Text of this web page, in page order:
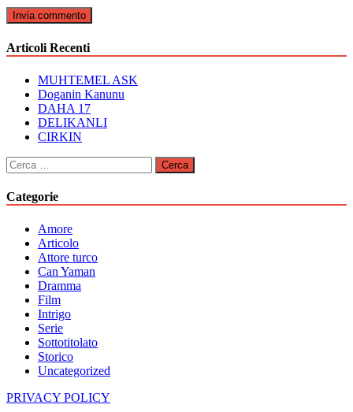
Articoli Recenti
MUHTEMEL ASK
Doganin Kanunu
DAHA 17
DELIKANLI
CIRKIN
Ricerca
per:
Categorie
Amore
Articolo
Attore turco
Can Yaman
Dramma
Film
Intrigo
Serie
Sottotitolato
Storico
Uncategorized
PRIVACY POLICY